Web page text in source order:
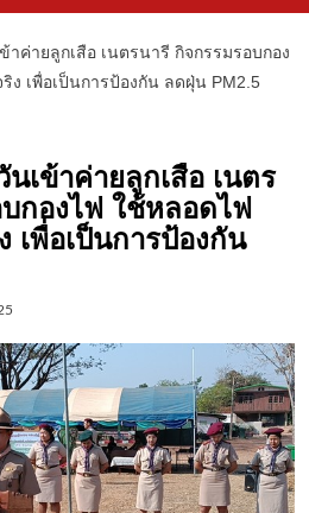
ค่ายลูกเสือ เนตรนารี กิจกรรมรอบกอง
เพื่อเป็นการป้องกัน ลดฝุ่น PM2.5
เข้าค่ายลูกเสือ เนตร
กองไฟ ใช้หลอดไฟ
เพื่อเป็นการป้องกัน